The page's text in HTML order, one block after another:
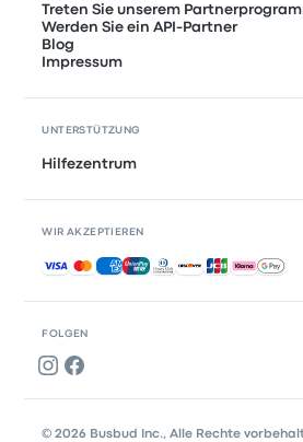
FOLGEN
Treten Sie unserem
Werden Sie ein API-Partner
Blog
Impressum
UNTERSTÜTZUNG
Hilfezentrum
WIR AKZEPTIEREN
Akzeptierte Zahlungsmethoden
© 2026 Busbud Inc., Alle Rechte